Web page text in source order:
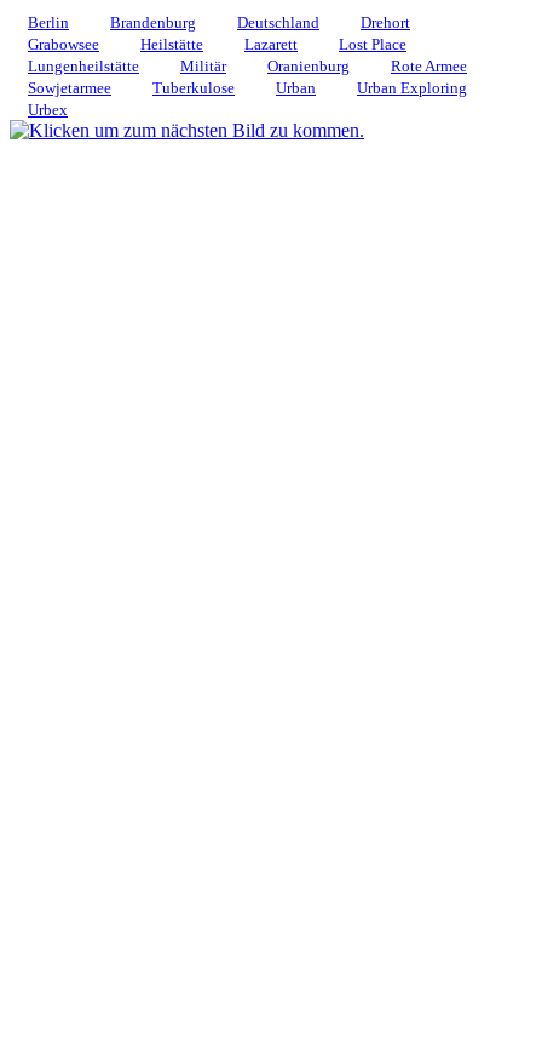
Berlin Brandenburg Deutschland
Drehort
Grabowsee
Heilstätte Lazarett
Lost Place
Lungenheilstätte
Militär Oranienburg
Rote Armee
Sowjetarmee
Tuberkulose Urban
Urban Exploring
Urbex